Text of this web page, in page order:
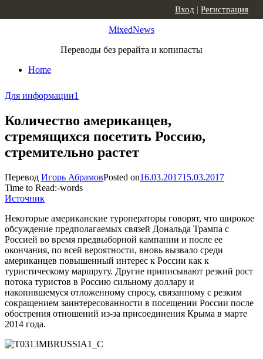
MixedNews
Переводы без рерайта и копипасты
Home
Вход | Регистрация
Для информации1
Количество американцев,
стремящихся посетить Россию,
стремительно растет
Перевод Игорь АбрамовPosted on16.03.201715.03.2017
Time to Read:-words
Источник
Некоторые американские туроператоры говорят, что широкое
обсуждение предполагаемых связей Дональда Трампа с
Россией во время предвыборной кампании и после ее
окончания, по всей вероятности, вновь вызвало среди
американцев повышенный интерес к России как к
туристическому маршруту. Другие приписывают резкий рост
потока туристов в Россию сильному доллару и
накопившемуся отложенному спросу, связанному с резким
сокращением заинтересованности в посещении России после
обострения отношений из-за присоединения Крыма в марте
2014 года.